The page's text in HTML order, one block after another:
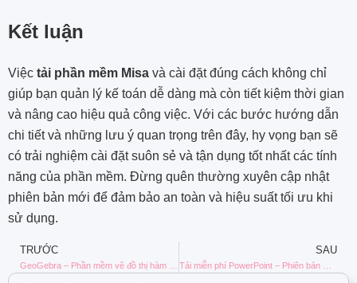
Kết luận
Việc tải phần mềm Misa và cài đặt đúng cách không chỉ
giúp bạn quản lý kế toán dễ dàng mà còn tiết kiệm thời gian
và nâng cao hiệu quả công việc. Với các bước hướng dẫn
chi tiết và những lưu ý quan trọng trên đây, hy vọng bạn sẽ
có trải nghiệm cài đặt suôn sẻ và tận dụng tốt nhất các tính
năng của phần mềm. Đừng quên thường xuyên cập nhật
phiên bản mới để đảm bảo an toàn và hiệu suất tối ưu khi
sử dụng.
TRƯỚC SAU